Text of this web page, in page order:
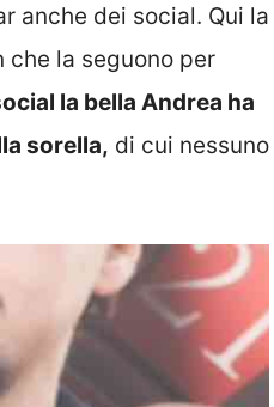
anche dei social. Qui la
la seguono per
la bella Andrea ha
sorella, di cui nessuno